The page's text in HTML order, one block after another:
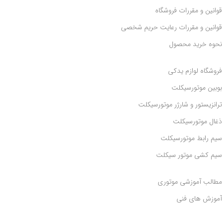
قوانین و مقررات فروشگاه
قوانین و مقررات رعايت حريم شخصی
نحوه خرید محصول
فروشگاه لوازم یدکی
بوبین موتورسیکلت
ترانزیستور و شارژر موتورسیکلت
ذغال موتورسیکلت
سیم رابط موتورسیکلت
سیم کشی موتور سیکلت
مطالب آموزشی موتوری
آموزش های فنی